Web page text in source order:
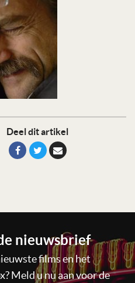
Deel dit artikel
nieuwsbrief
films en het
Meld u nu aan voor de